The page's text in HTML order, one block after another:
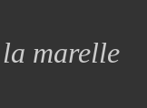
marelle